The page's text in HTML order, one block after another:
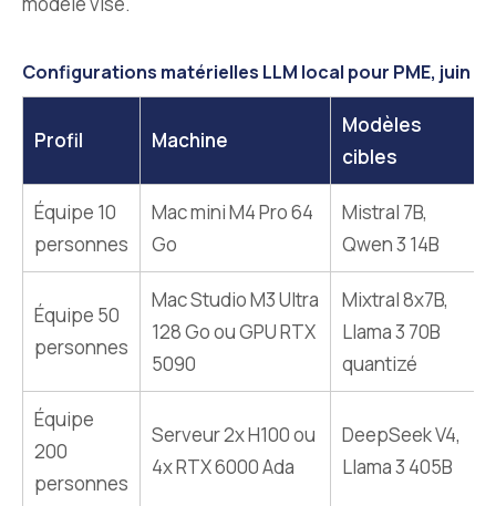
Configurations matérielles LLM local pour PME, juin
Profil Machine
Modèles
cibles
Équipe 10
personnes
Mac mini M4 Pro 64
Go
Mistral 7B,
Qwen 3 14B
Équipe 50
personnes
Mac Studio M3 Ultra
128 Go ou GPU RTX
5090
Mixtral 8x7B,
Llama 3 70B
quantizé
Équipe
200
personnes
Serveur 2x H100 ou
4x RTX 6000 Ada
DeepSeek V4,
Llama 3 405B